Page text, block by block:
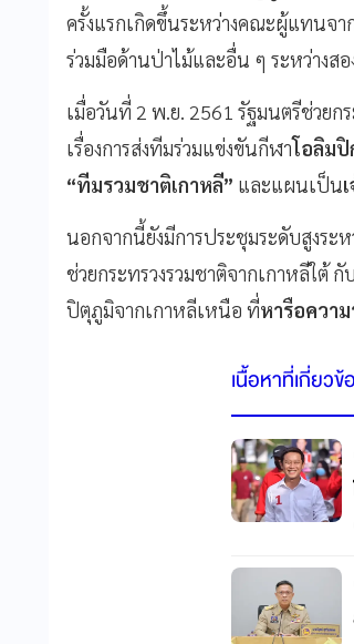
ครั้งแรกเกิดขึ้นระหว่างคณะผู้แทนจา
ร่วมมือด้านป่าไม้และอื่น ๆ ระหว่างสอ
เมื่อวันที่ 2 พ.ย. 2561 รัฐมนตรีช่วย
เรื่องการส่งทีมร่วมแข่งขันกีฬาโอลิมปิ
“ทีมรวมชาติเกาหลี” และแผนเป็น
นอกจากนี้ยังมีการประชุมระดับสูงระห
ช่วยกระทรวงรวมชาติจากเกาหลีใต้ กับ
ปิตุภูมิจากเกาหลีเหนือ ที่หารือควา
เนื้อหาที่เกี่ยวข้